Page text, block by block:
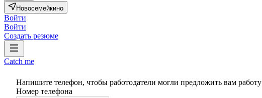
Новосемейкино
Войти
Войти
Создать резюме
Catch me
Напишите телефон, чтобы работодатели могли предложить вам работу
Номер телефона